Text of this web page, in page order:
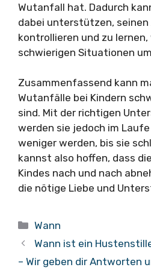
Wutanfall hat. Dadurch
dabei unterstützen, seinen
kontrollieren und zu
schwierigen Situationen
Zusammenfassend kann
Wutanfälle bei Kindern
sind. Mit der richtigen
werden sie jedoch im
weniger werden, bis sie
kannst also hoffen, dass
Kindes nach und nach
die nötige Liebe und
Kategorien
Wann
Wann ist ein
– Wir geben dir Antworten